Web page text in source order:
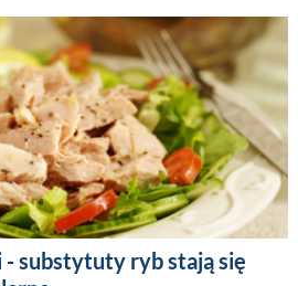
Flottweg, pomagają
substytuty ryb stają się